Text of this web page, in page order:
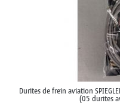
Durites de frein aviation
(05 durites